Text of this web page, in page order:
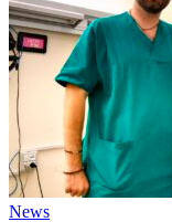
News